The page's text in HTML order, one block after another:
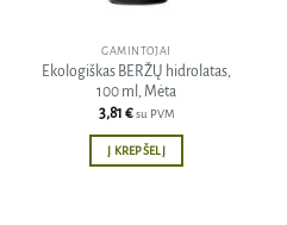
GAMINTOJAI
Ekologiškas BERŽŲ hidrolatas,
100 ml, Mėta
3,81 € su PVM
Į KREPŠELĮ